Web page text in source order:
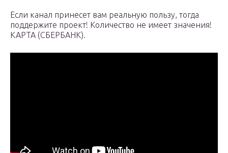
Если канал принесет вам реальную пользу, тогда
поддержите проект! Количество не имеет значения!
КАРТА (СБЕРБАНК).